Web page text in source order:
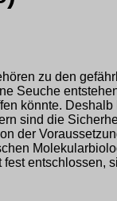
zu den
Seuche
könnte.
sind die
der